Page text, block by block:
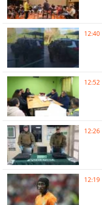
12:40
12:52
12:26
12:19